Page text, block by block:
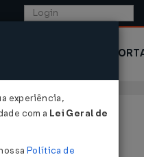
EXTERIOR
experiência,
com a Lei Geral de
Política de